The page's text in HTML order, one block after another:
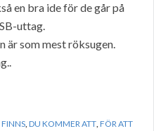
en bra ide för de går på
uttag.
är som mest röksugen.
FINNS,DU KOMMER ATT,FÖR ATT